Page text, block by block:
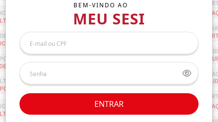
BEM-VINDO AO
MEU SESI
ENTRAR